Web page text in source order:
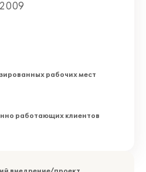
рабочих мест
работающих клиентов